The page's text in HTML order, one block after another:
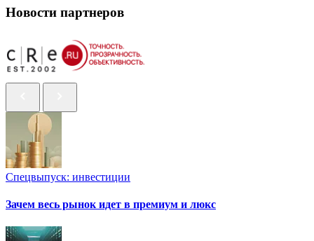
Новости партнеров
Спецвыпуск: инвестиции
Зачем весь рынок идет в премиум и люкс